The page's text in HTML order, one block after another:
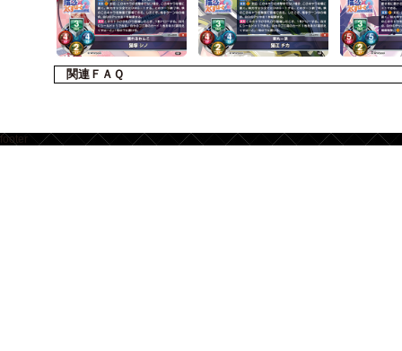
関連ＦＡＱ
footer